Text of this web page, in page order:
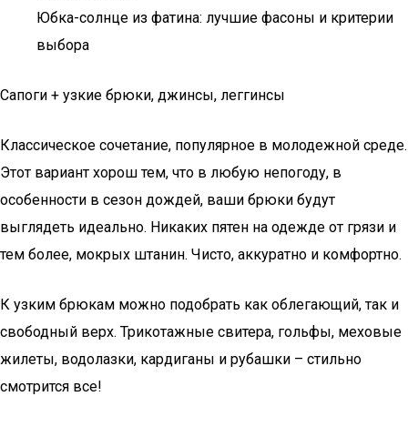
Юбка-солнце из фатина: лучшие фасоны и критерии
выбора
Сапоги + узкие брюки, джинсы, леггинсы
Классическое сочетание, популярное в молодежной среде.
Этот вариант хорош тем, что в любую непогоду, в
особенности в сезон дождей, ваши брюки будут
выглядеть идеально. Никаких пятен на одежде от грязи и
тем более, мокрых штанин. Чисто, аккуратно и комфортно.
К узким брюкам можно подобрать как облегающий, так и
свободный верх. Трикотажные свитера, гольфы, меховые
жилеты, водолазки, кардиганы и рубашки – стильно
смотрится все!